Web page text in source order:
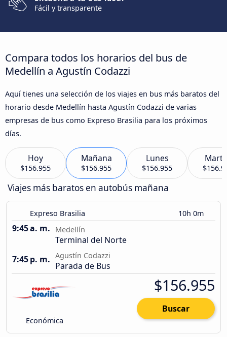
Fácil y transparente
Compara todos los horarios del bus de
Medellín a Agustín Codazzi
Aquí tienes una selección de los viajes en bus más baratos del
horario desde Medellín hasta Agustín Codazzi de varias
empresas de bus como Expreso Brasilia para los próximos
días.
Hoy
$156.955
Mañana
$156.955
Lunes
$156.955
Viajes más baratos en autobús mañana
Expreso Brasilia 10h 0m
9:45 a. m. Medellín
Terminal del Norte
7:45 p. m. Agustín Codazzi
Parada de Bus
Económica
$156.955
Buscar